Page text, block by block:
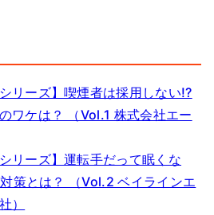
リーズ】喫煙者は採用しない!?
ワケは？ （Vol.1 株式会社エー
リーズ】運転手だって眠くな
策とは？ （Vol.2 ベイラインエ
）